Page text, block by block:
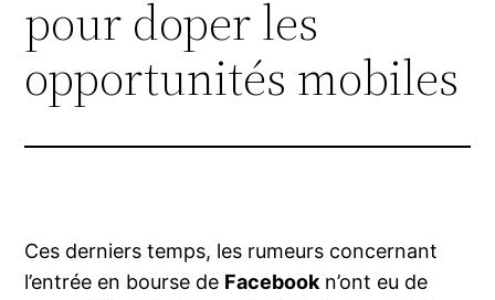
pour doper les
opportunités mobiles
Ces derniers temps, les rumeurs concernant
l’entrée en bourse de Facebookn’ont eu de